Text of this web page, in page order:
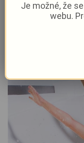
Pavel Žižka– 9. 2.|
Je možné, že
webu.